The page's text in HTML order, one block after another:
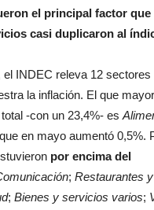
el principal factor que
casi duplicaron al
el INDEC releva 12 sectores
la inflación. El que
-con un 23,4%- es
en mayo aumentó 0,5%.
por encima del
; Restaurantes y
; Bienes y servicios varios;